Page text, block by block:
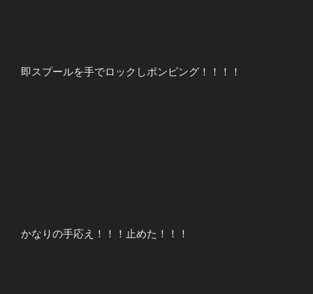
即スプールを手でロックしポンピング！！！！
かなりの手応え！！！止めた！！！